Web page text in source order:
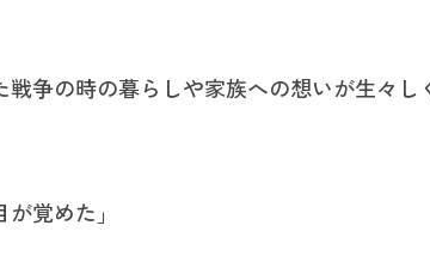
争の時の暮らしや家族への想いが生々し
覚めた」